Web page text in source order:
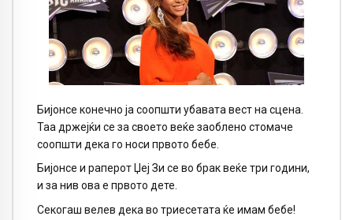
Бијонсе конечно ја соопшти убавата вест на сцена.
Таа држејќи се за своето веќе заоблено стомаче
соопшти дека го носи првото бебе.
Бијонсе и раперот Џеј Зи се во брак веќе три години,
и за нив ова е првото дете.
Секогаш велев дека во триесетата ќе имам бебе!